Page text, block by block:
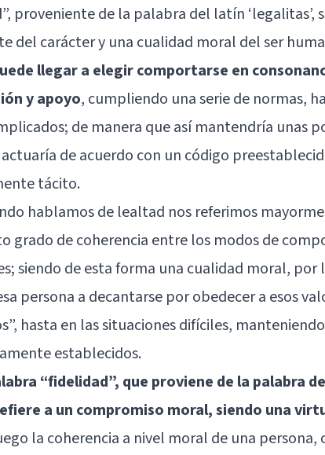
proveniente de la palabra del latín ‘legalitas’,
del carácter y una cualidad moral del ser
llegar a elegir comportarse en
y apoyo, cumpliendo una serie de normas,
de manera que así mantendría unas
de acuerdo con un código
tácito.
hablamos de lealtad nos referimos
grado de coherencia entre los modos de
siendo de esta forma una cualidad moral, por
persona a decantarse por obedecer a esos
hasta en las situaciones difíciles,
establecidos.
“fidelidad”, que proviene de la palabra
a un compromiso moral, siendo una
la coherencia a nivel moral de una persona,